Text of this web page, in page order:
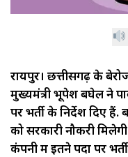
रायपुर। छत्तीसगढ़ के
मुख्यमंत्री भूपेश बघेल ने
पर भर्ती के निर्देश दिए हैं.
को सरकारी नौकरी
कंपनी में इतने पदों पर